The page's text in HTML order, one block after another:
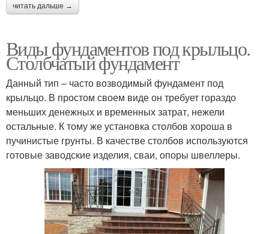
читать дальше →
Виды фундаментов под крыльцо.
Столбчатый фундамент
Данный тип – часто возводимый фундамент под
крыльцо. В простом своем виде он требует гораздо
меньших денежных и временных затрат, нежели
остальные. К тому же установка столбов хороша в
пучинистые грунты. В качестве столбов используются
готовые заводские изделия, сваи, опоры швеллеры.